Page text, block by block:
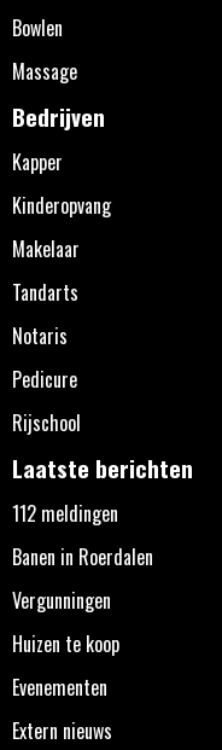
Bowlen
Massage
Bedrijven
Kapper
Kinderopvang
Makelaar
Tandarts
Notaris
Pedicure
Rijschool
Laatste berichten
112 meldingen
Banen in Roerdalen
Vergunningen
Huizen te koop
Evenementen
Extern nieuws